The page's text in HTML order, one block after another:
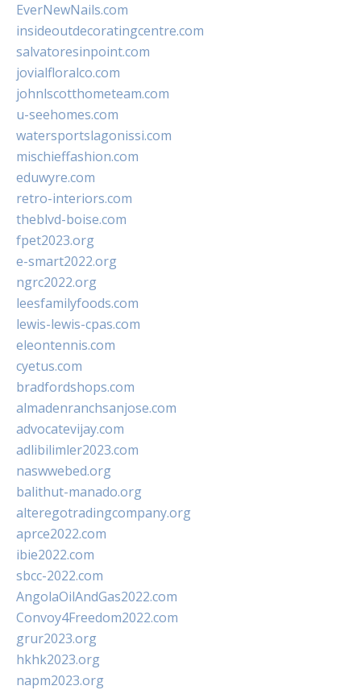
EverNewNails.com
insideoutdecoratingcentre.com
salvatoresinpoint.com
jovialfloralco.com
johnlscotthometeam.com
u-seehomes.com
watersportslagonissi.com
mischieffashion.com
eduwyre.com
retro-interiors.com
theblvd-boise.com
fpet2023.org
e-smart2022.org
ngrc2022.org
leesfamilyfoods.com
lewis-lewis-cpas.com
eleontennis.com
cyetus.com
bradfordshops.com
almadenranchsanjose.com
advocatevijay.com
adlibilimler2023.com
naswwebed.org
balithut-manado.org
alteregotradingcompany.org
aprce2022.com
ibie2022.com
sbcc-2022.com
AngolaOilAndGas2022.com
Convoy4Freedom2022.com
grur2023.org
hkhk2023.org
napm2023.org